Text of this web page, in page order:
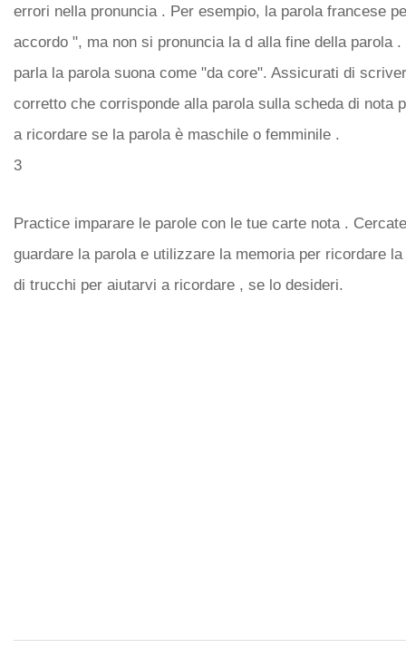
errori nella pronuncia . Per esempio, la parola francese
accordo ", ma non si pronuncia la d alla fine della parola .
parla la parola suona come "da core". Assicurati di
corretto che corrisponde alla parola sulla scheda di nota
a ricordare se la parola è maschile o femminile .
3
Practice imparare le parole con le tue carte nota .
guardare la parola e utilizzare la memoria per ricordare
di trucchi per aiutarvi a ricordare , se lo desideri.